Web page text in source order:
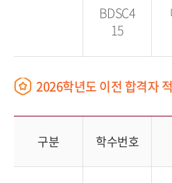
BDSC4
15
2026학년도 이전 합격자
구분 학수번호